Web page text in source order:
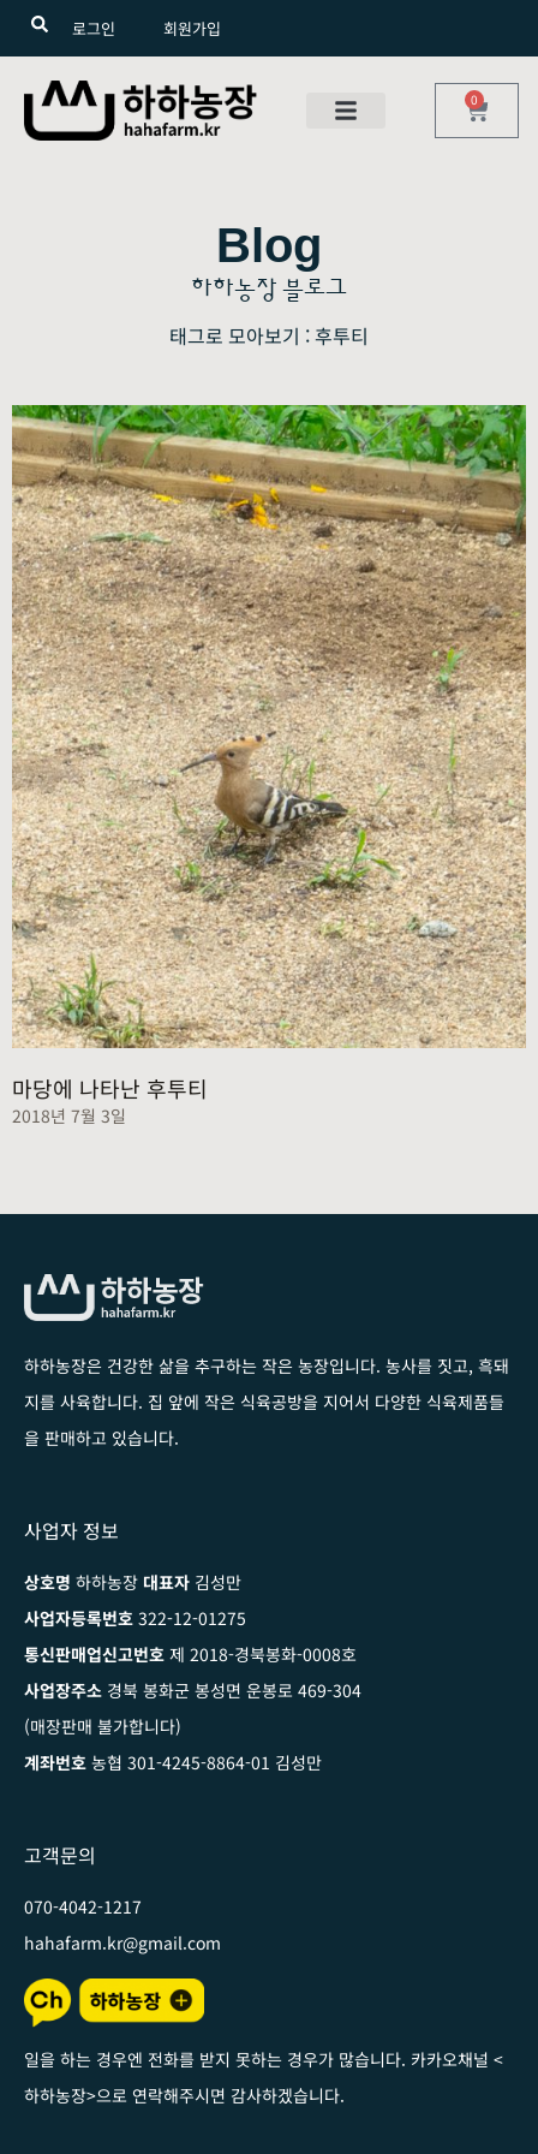
로그인 회원가입
0
Blog
하하농장 블로그
태그로 모아보기 : 후투티
마당에 나타난 후투티
2018년 7월 3일
하하농장은 건강한 삶을 추구하는 작은 농장입니다. 농사를 짓고, 흑돼
지를 사육합니다. 집 앞에 작은 식육공방을 지어서 다양한 식육제품들
을 판매하고 있습니다.
사업자 정보
상호명 하하농장 대표자 김성만
사업자등록번호 322-12-01275
통신판매업신고번호 제 2018-경북봉화-0008호
사업장주소 경북 봉화군 봉성면 운봉로 469-304
(매장판매 불가합니다)
계좌번호 농협 301-4245-8864-01 김성만
고객문의
070-4042-1217
hahafarm.kr@gmail.com
일을 하는 경우엔 전화를 받지 못하는 경우가 많습니다. 카카오채널 <
하하농장>으로 연락해주시면 감사하겠습니다.